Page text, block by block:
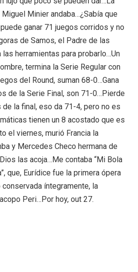
Minier andaba…¿Sabía que
ganar 71 juegos corridos y no
de Samos, el Padre de las
herramientas para probarlo…Un
termina la Serie Regular con
del Round, suman 68-0…Gana
de la Serie Final, son 71-0…Pierde
la final, eso da 71-4, pero no es
tienen un 8 acostado que es
el viernes, murió Francia la
y Mercedes Checo hermana de
las acoja…Me contaba “Mi Bola
que, Eurídice fue la primera ópera
íntegramente, la
Peri…Por hoy, out 27.